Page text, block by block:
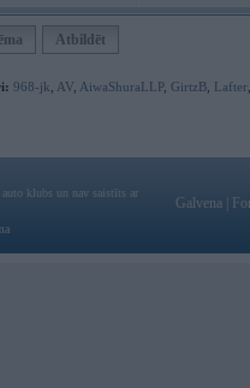
Atbildēt
968-jk AV AiwaShuraLLP, GirtzB Lafter
klubs un nav saistīts ar
Galvena